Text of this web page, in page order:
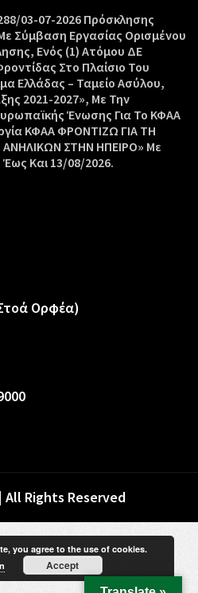
03-07-2026 Πρόσκλησης
Σύμβαση Εργασίας Ορισμένου
Ενός (1) Ατόμου ΔΕ
Στο Πλαίσιο Του
Ελλάδας – Ταμείο Ασύλου,
2021-2027», Με Την
Ένωσης Για Το ΚΦΑΑ
ΚΦΑΑ ΦΡΟΝΤΙΖΩ ΓΙΑ ΤΗ
ΣΤΗΝ ΗΠΕΙΡΟ» Με
Και 13/08/2026.
Ορφέα)
Rights Reserved
you agree to the use of cookies.
Accept